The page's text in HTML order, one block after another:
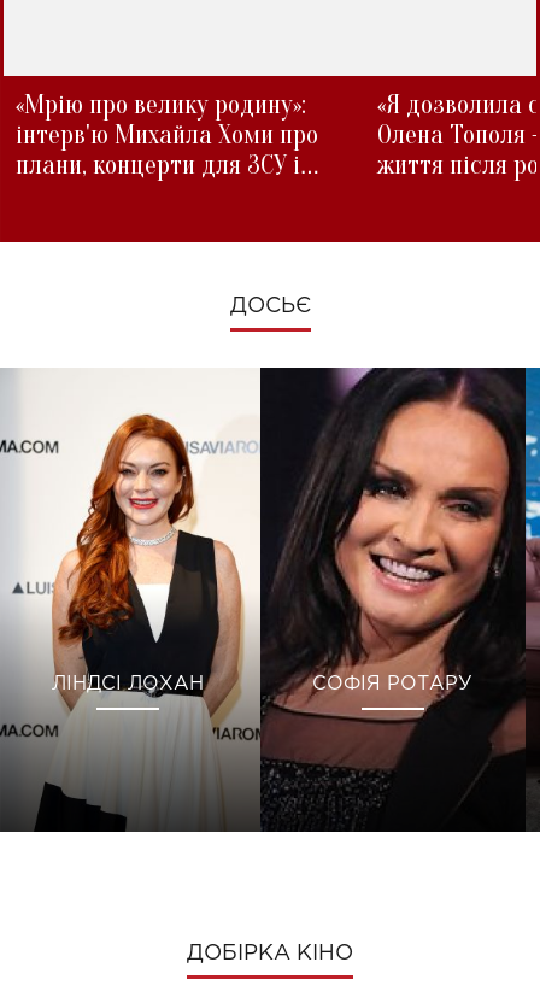
«Мрію про велику родину»:
інтерв'ю Михайла Хоми про
плани, концерти для ЗСУ і
«Я дозволила
Олена Тополя
життя після
ДОСЬЄ
ЛІНДСІ ЛОХАН СОФІЯ РОТАРУ
ДОБІРКА КІНО